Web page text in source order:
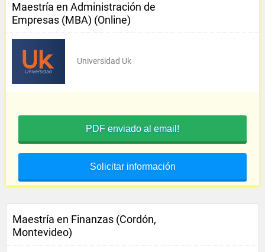
Maestría en Administración de
Empresas (MBA) (Online)
Universidad Uk
PDF enviado al email!
Solicitar información
Maestría en Finanzas (Cordón,
Montevideo)